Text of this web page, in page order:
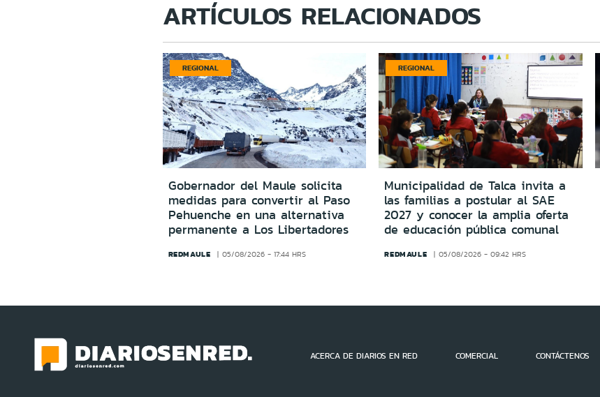
ARTÍCULOS RELACIONADOS
REGIONAL
Gobernador del Maule solicita
medidas para convertir al Paso
Pehuenche en una alternativa
permanente a Los Libertadores
REDMAULE 05/08/2026 - 17:44 HRS
REGIONAL
Municipalidad de Talca invita a
las familias a postular al SAE
2027 y conocer la amplia oferta
de educación pública comunal
REDMAULE 05/08/2026 - 09:42 HRS
ACERCA DE DIARIOS EN RED COMERCIAL CONTÁCTENOS